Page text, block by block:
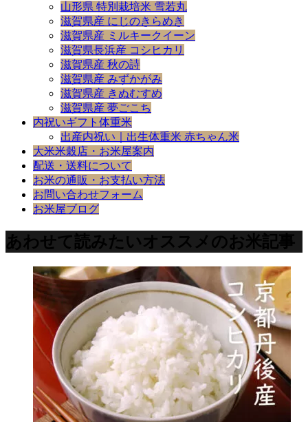
山形県 特別栽培米 雪若丸
滋賀県産 にじのきらめき
滋賀県産 ミルキークイーン
滋賀県長浜産 コシヒカリ
滋賀県産 秋の詩
滋賀県産 みずかがみ
滋賀県産 きぬむすめ
滋賀県産 夢ごこち
内祝いギフト体重米
出産内祝い｜出生体重米 赤ちゃん米
大米米穀店・お米屋案内
配送・送料について
お米の通販・お支払い方法
お問い合わせフォーム
お米屋ブログ
あわせて読みたいオススメのお米記事